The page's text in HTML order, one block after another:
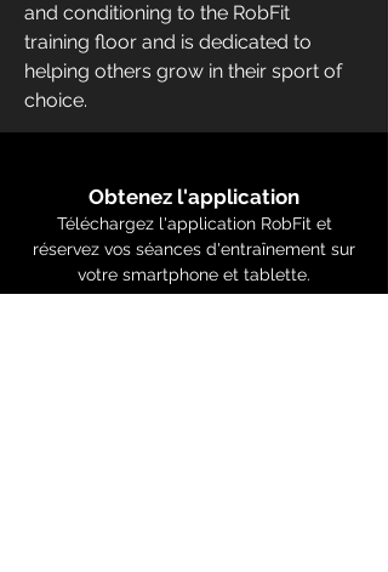
and conditioning to the RobFit
training floor and is dedicated to
helping others grow in their sport of
choice.
Obtenez l'application
Téléchargez l'application RobFit et
réservez vos séances d'entraînement sur
votre smartphone et tablette.